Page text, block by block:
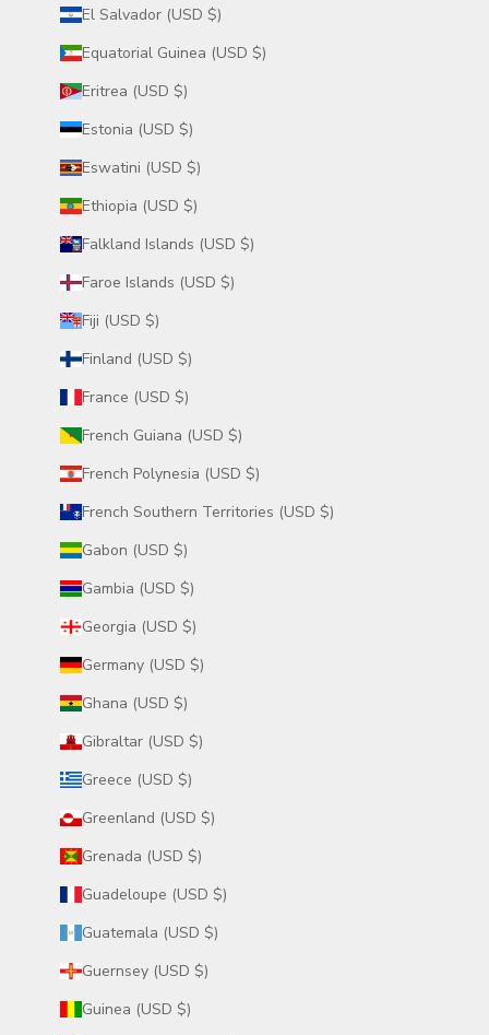
El Salvador (USD $)
Equatorial Guinea (USD $)
Eritrea (USD $)
Estonia (USD $)
Eswatini (USD $)
Ethiopia (USD $)
Falkland Islands (USD $)
Faroe Islands (USD $)
Fiji (USD $)
Finland (USD $)
France (USD $)
French Guiana (USD $)
French Polynesia (USD $)
French Southern Territories (USD $)
Gabon (USD $)
Gambia (USD $)
Georgia (USD $)
Germany (USD $)
Ghana (USD $)
Gibraltar (USD $)
Greece (USD $)
Greenland (USD $)
Grenada (USD $)
Guadeloupe (USD $)
Guatemala (USD $)
Guernsey (USD $)
Guinea (USD $)